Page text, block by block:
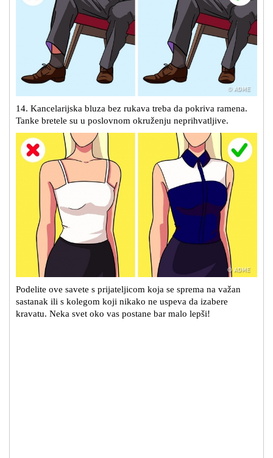
14. Kancelarijska bluza bez rukava treba da pokriva ramena.
Tanke bretele su u poslovnom okruženju neprihvatljive.
Podelite ove savete s prijateljicom koja se sprema na važan
sastanak ili s kolegom koji nikako ne uspeva da izabere
kravatu. Neka svet oko vas postane bar malo lepši!